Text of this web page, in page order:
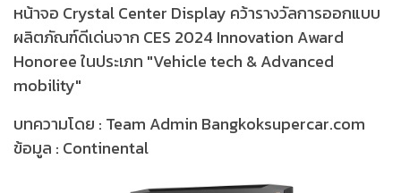
หน้าจอ Crystal Center Display คว้ารางวัลการออกแบบ
ผลิตภัณฑ์ดีเด่นจาก CES 2024 Innovation Award
Honoree ในประเภท "Vehicle tech & Advanced
mobility"
บทความโดย : Team Admin Bangkoksupercar.com
ข้อมูล : Continental